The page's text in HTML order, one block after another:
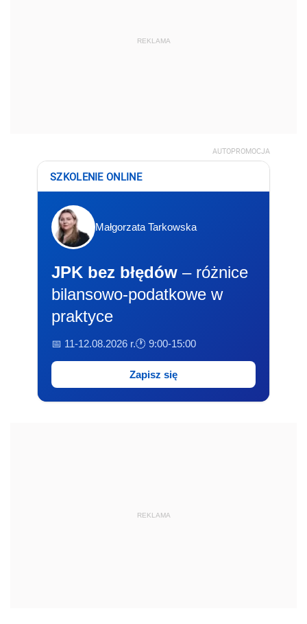
REKLAMA
AUTOPROMOCJA
SZKOLENIE ONLINE
Małgorzata Tarkowska
JPK bez błędów – różnice
bilansowo-podatkowe w
praktyce
📅 11-12.08.2026 r.🕐 9:00-15:00
Zapisz się
REKLAMA